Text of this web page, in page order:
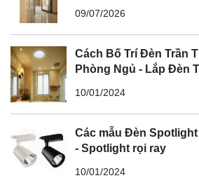
09/07/2026
Cách Bố Trí Đèn Trần
Phòng Ngủ - Lắp Đèn
10/01/2024
Các mẫu Đèn
- Spotlight rọi ray
10/01/2024